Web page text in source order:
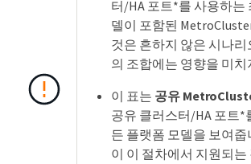
터/HA 포트*를 사용하는
델이 포함된
것은 흔하지 않은 시나
의 조합에는 영향을 미치
이 표는 공유
공유 클러스터/HA 포트*
든 플랫폼 모델을 보여
이 이 절차에서 지원되는